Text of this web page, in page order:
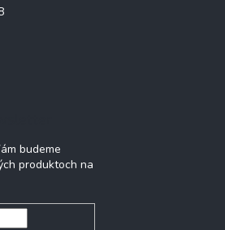
budeme
produktoch na